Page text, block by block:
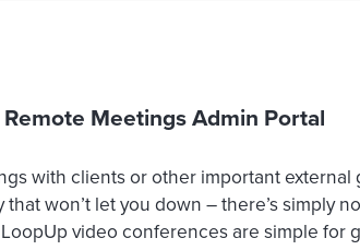
Meetings Admin Portal
with clients or other important external
won’t let you down – there’s simply
video conferences are simple for